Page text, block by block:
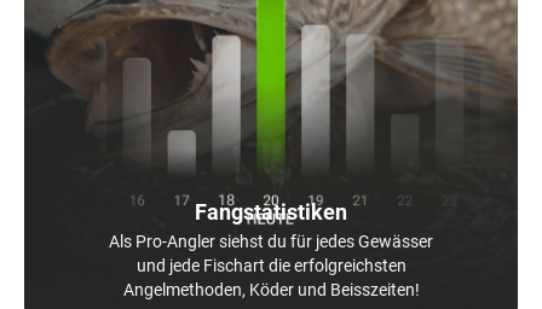
Fangstatistiken
Als Pro-Angler siehst du für jedes Gewässer
und jede Fischart die erfolgreichsten
Angelmethoden, Köder und Beisszeiten!